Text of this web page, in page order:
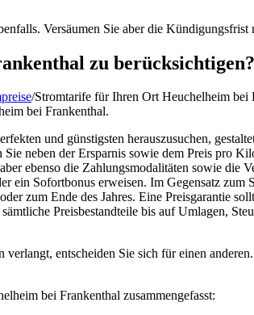
Versäumen Sie aber die Kündigungsfrist
zu berücksichtigen?
/Stromtarife für Ihren Ort Heuchelheim bei
bei Frankenthal.
und günstigsten herauszusuchen,
neben der Ersparnis sowie dem Preis pro
ebenso die Zahlungsmodalitäten sowie die
ein Sofortbonus erweisen. Im Gegensatz
zum Ende des Jahres. Eine Preisgarantie
Preisbestandteile bis auf Umlagen,
entscheiden Sie sich für einen
bei Frankenthal zusammengefasst: